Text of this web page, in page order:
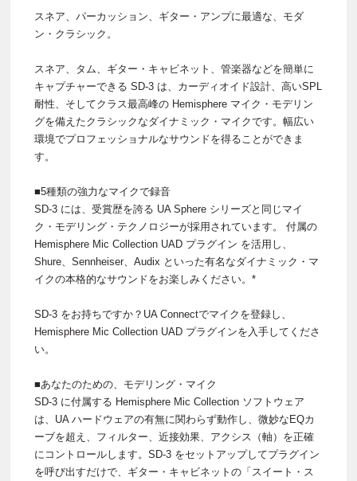
スネア、パーカッション、ギター・アンプに最適な、モダ
ン・クラシック。
スネア、タム、ギター・キャビネット、管楽器などを簡単に
キャプチャーできる SD-3 は、カーディオイド設計、高いSPL
耐性、そしてクラス最高峰の Hemisphere マイク・モデリン
グを備えたクラシックなダイナミック・マイクです。幅広い
環境でプロフェッショナルなサウンドを得ることができま
す。
■5種類の強力なマイクで録音
SD-3 には、受賞歴を誇る UA Sphere シリーズと同じマイ
ク・モデリング・テクノロジーが採用されています。 付属の
Hemisphere Mic Collection UAD プラグイン を活用し、
Shure、Sennheiser、Audix といった有名なダイナミック・マ
イクの本格的なサウンドをお楽しみください。*
SD-3 をお持ちですか？UA Connectでマイクを登録し、
Hemisphere Mic Collection UAD プラグインを入手してくださ
い。
■あなたのための、モデリング・マイク
SD-3 に付属する Hemisphere Mic Collection ソフトウェア
は、UA ハードウェアの有無に関わらず動作し、微妙なEQカ
ーブを超え、フィルター、近接効果、アクシス（軸）を正確
にコントロールします。SD-3 をセットアップしてプラグイン
を呼び出すだけで、ギター・キャビネットの「スイート・ス